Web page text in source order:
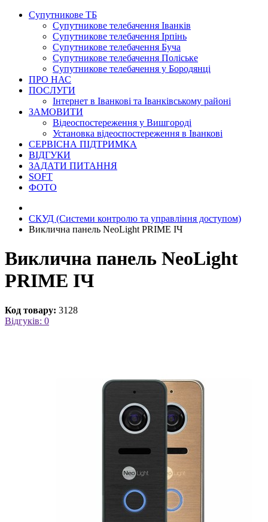
Супутникове ТБ
Супутникове телебачення Іванків
Супутникове телебачення Ірпінь
Супутникове телебачення Буча
Супутникове телебачення Поліське
Супутникове телебачення у Бородянці
ПРО НАС
ПОСЛУГИ
Інтернет в Іванкові та Іванківському районі
ЗАМОВИТИ
Відеоспостереження у Вишгороді
Установка відеоспостереження в Іванкові
СЕРВІСНА ПІДТРИМКА
ВІДГУКИ
ЗАДАТИ ПИТАННЯ
SOFT
ФОТО
СКУД (Системи контролю та управління доступом)
Виклична панель NeoLight PRIME ІЧ
Виклична панель NeoLight
PRIME ІЧ
Код товару: 3128
Відгуків: 0